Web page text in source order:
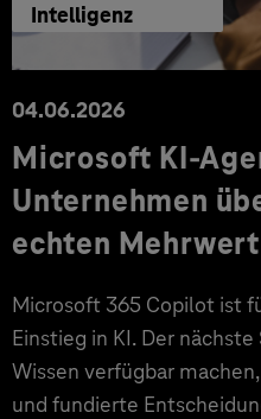
Intelligenz
04.06.2026
Microsoft KI-
Unternehmen
echten
Microsoft 365 Copilot ist
Einstieg in KI. Der
Wissen verfügbar
und fundierte